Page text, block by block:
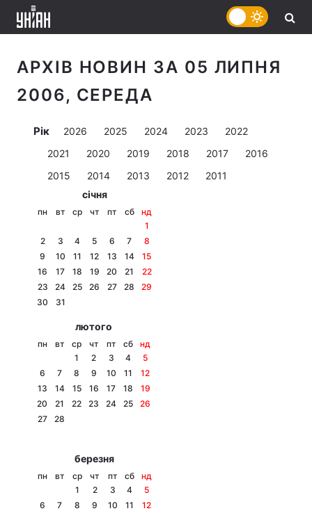
АРХІВ НОВИН ЗА 05 ЛИПНЯ
2006, СЕРЕДА
Рік 2026 2025 2024 2023
2022
2021
2020 2019 2018 2017
2016
2015
2014 2013 2012
2011
січня
пн вт ср чт пт сб
нд
1
2
3 4 5 6 7
8
9
10 11 12 13 14
15
16
17 18 19 20 21
22
23
24 25 26 27 28
29
30
31
лютого
пн вт ср чт пт сб
нд
1
2 3 4
5
6
7 8 9 10 11
12
13
14 15 16 17 18
19
20
21 22 23 24 25
26
27
28
березня
пн вт ср чт пт сб
нд
1
2 3 4
5
6
7 8 9 10 11
12